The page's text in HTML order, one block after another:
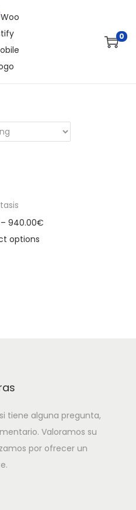
0
– 940.00€
options
tiene alguna pregunta,
Valoramos su
por ofrecer un